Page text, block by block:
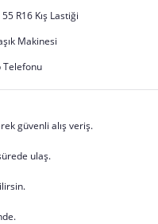
R16 Kış Lastiği
Makinesi
Telefonu
güvenli alış veriş.
ulaş.